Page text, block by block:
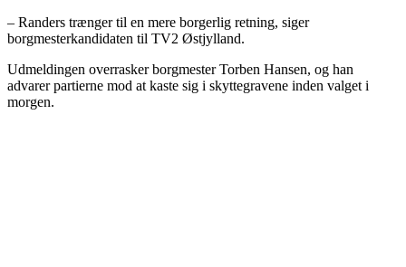
– Randers trænger til en mere borgerlig retning, siger
borgmesterkandidaten til TV2 Østjylland.
Udmeldingen overrasker borgmester Torben Hansen, og han
advarer partierne mod at kaste sig i skyttegravene inden valget i
morgen.